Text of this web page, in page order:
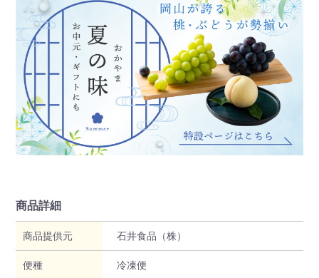
商品詳細
商品提供元 石井食品（株）
便種 冷凍便